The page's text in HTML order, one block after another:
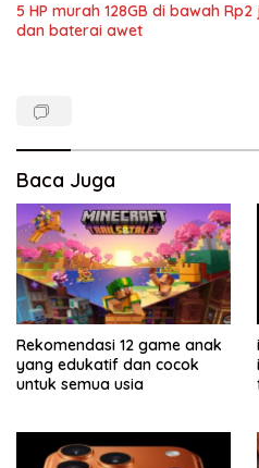
5 HP murah 128GB di bawah
dan baterai awet
Baca Juga
Rekomendasi 12 game anak
yang edukatif dan cocok
untuk semua usia